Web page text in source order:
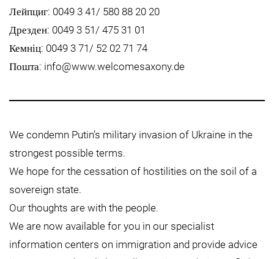
Лейпциг: 0049 3 41/ 580 88 20 20
Дрезден: 0049 3 51/ 475 31 01
Кемніц: 0049 3 71/ 52 02 71 74
Пошта: info@www.welcomesaxony.de
We condemn Putin’s military invasion of Ukraine in the
strongest possible terms.
We hope for the cessation of hostilities on the soil of a
sovereign state.
Our thoughts are with the people.
We are now available for you in our specialist
information centers on immigration and provide advice